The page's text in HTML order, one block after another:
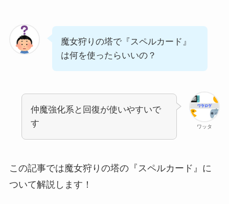
魔女狩りの塔で『スペルカード』
は何を使ったらいいの？
ワッタ
仲魔強化系と回復が使いやすいで
す
この記事では魔女狩りの塔の『スペルカード』に
ついて解説します！